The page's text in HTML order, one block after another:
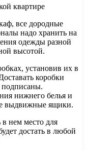
все дородные
надо хранить на
одежды разной
высотой.
установив их в
коробки
подписаны.
нижнего белья и
выдвижные ящики.
в нем место для
достать в любой